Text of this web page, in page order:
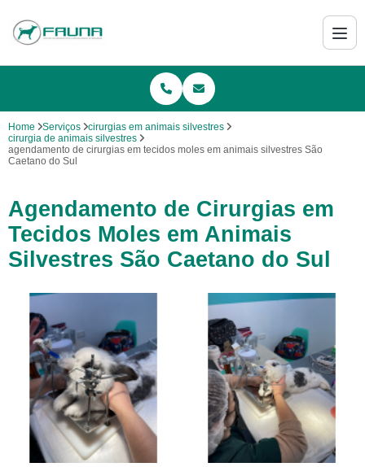
Home Serviços
cirurgias em animais silvestres
cirurgia de animais silvestres
agendamento de cirurgias em tecidos moles em animais silvestres São
Caetano do Sul
Agendamento de Cirurgias em
Tecidos Moles em Animais
Silvestres São Caetano do Sul